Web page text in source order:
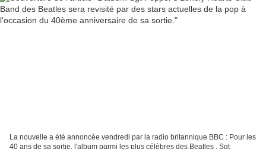
La nouvelle a été annoncée vendredi par la radio britannique BBC : Pour les
40 ans de sa sortie, l'album parmi les plus célèbres des Beatles , Sgt